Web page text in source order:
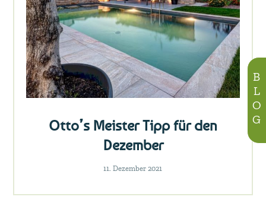
BLOG
Otto’s Meister Tipp für den
Dezember
11. Dezember 2021